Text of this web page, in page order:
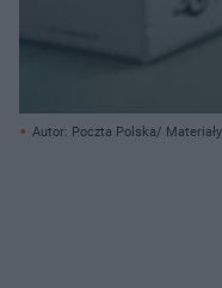
Autor: Poczta Polska/